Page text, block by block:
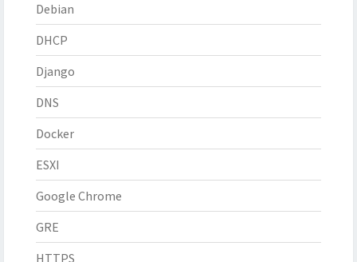
Debian
DHCP
Django
DNS
Docker
ESXI
Google Chrome
GRE
HTTPS